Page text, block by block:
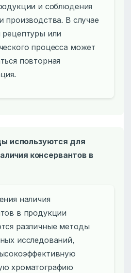
и соблюдения
производства. В случае
рецептуры или
процесса может
повторная
используются для
консервантов в
наличия
в продукции
различные методы
исследований,
хроматографию